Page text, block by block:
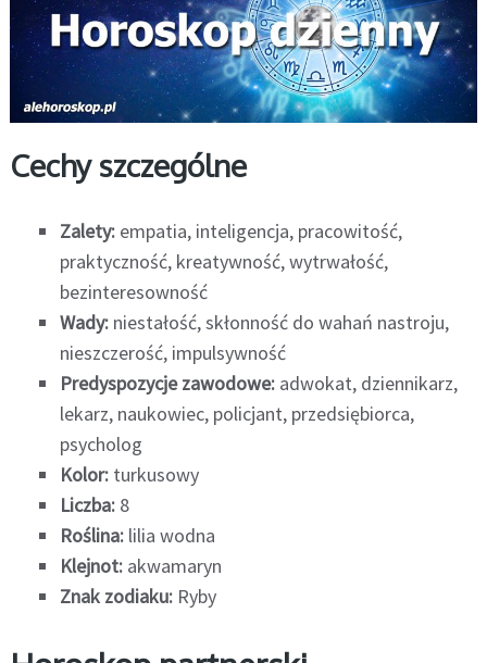
Cechy szczególne
Zalety: empatia, inteligencja, pracowitość,
praktyczność, kreatywność, wytrwałość,
bezinteresowność
Wady: niestałość, skłonność do wahań nastroju,
nieszczerość, impulsywność
Predyspozycje zawodowe: adwokat, dziennikarz,
lekarz, naukowiec, policjant, przedsiębiorca,
psycholog
Kolor: turkusowy
Liczba: 8
Roślina: lilia wodna
Klejnot: akwamaryn
Znak zodiaku: Ryby